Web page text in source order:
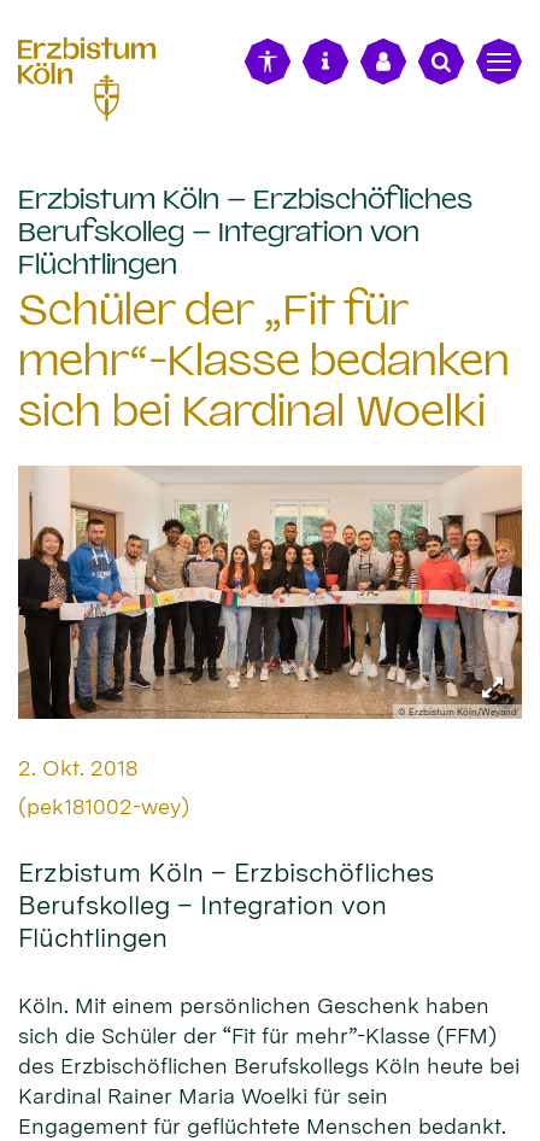
Erzbistum Köln – Erzbischöfliches
Berufskolleg – Integration von
Flüchtlingen
Schüler der „Fit für
mehr“-Klasse bedanken
sich bei Kardinal Woelki
© Erzbistum Köln/Weyand
Datum:
2. Okt. 2018
Von:
(pek181002-wey)
Erzbistum Köln – Erzbischöfliches
Berufskolleg – Integration von
Flüchtlingen
Köln. Mit einem persönlichen Geschenk haben
sich die Schüler der “Fit für mehr”-Klasse (FFM)
des Erzbischöflichen Berufskollegs Köln heute bei
Kardinal Rainer Maria Woelki für sein
Engagement für geflüchtete Menschen bedankt.